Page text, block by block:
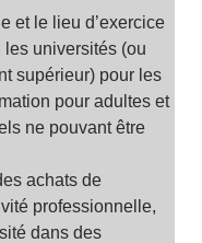
et le lieu d’exercice
les universités (ou
supérieur) pour les
pour adultes et
ne pouvant être
achats de
professionnelle,
dans des